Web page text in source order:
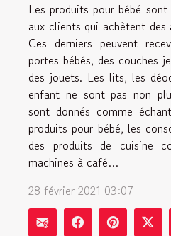
Les produits pour bébé
aux clients qui achètent
Ces derniers peuvent
portes bébés, des couches
des jouets. Les lits, les
enfant ne sont pas non
sont donnés comme
produits pour bébé, les
des produits de cuisine
machines à café…
28 février 2021 03:07